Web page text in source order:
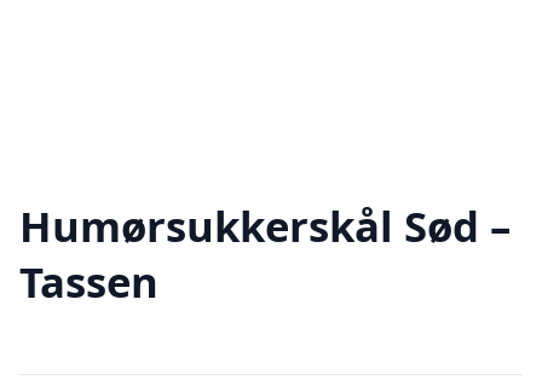
Humørsukkerskål Sød –
Tassen